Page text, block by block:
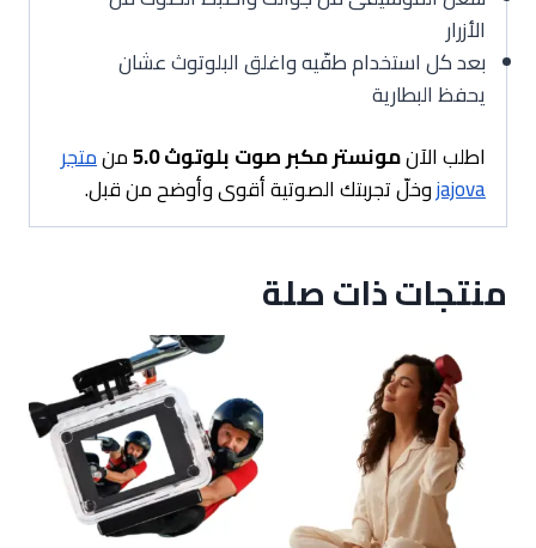
الأزرار
بعد كل استخدام طفّيه واغلق البلوتوث عشان
يحفظ البطارية
اطلب الآنمونستر مكبر صوت بلوتوث 5.0 منمتجر
jajovaوخلّ تجربتك الصوتية أقوى وأوضح من قبل.
منتجات ذات صلة